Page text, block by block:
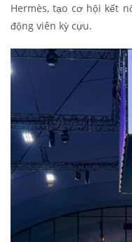
Hermès, tạo cơ hội kết
động viên kỳ cựu.